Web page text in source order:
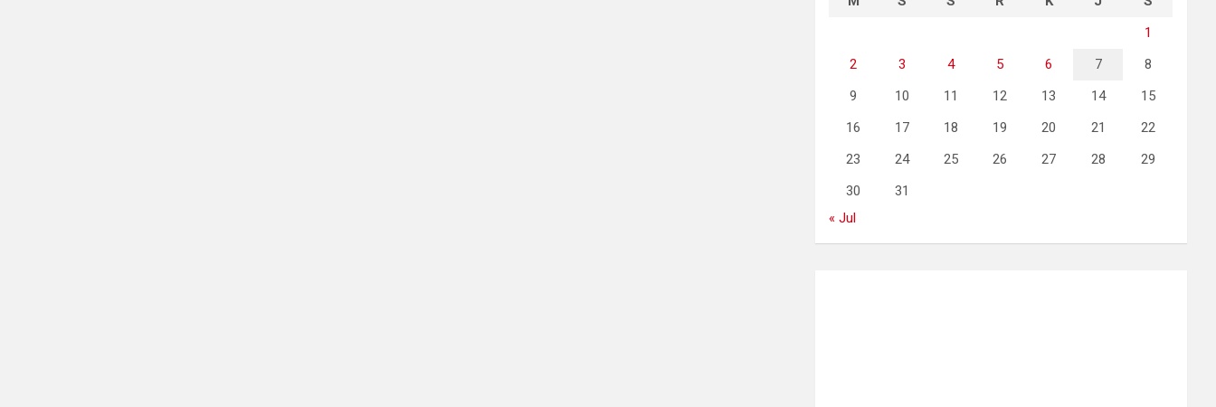
1
2
3 4 5 6 7
8
9
10 11 12 13 14
15
16
17 18 19 20 21
22
23
24 25 26 27 28
29
30
31
« Jul